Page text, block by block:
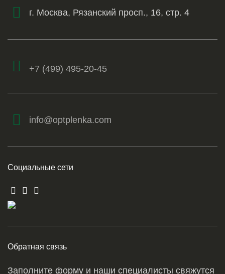
г. Москва, Рязанский просп., 16, стр. 4
+7 (499) 495-20-45
info@optplenka.com
Социальные сети
Обратная связь
Заполните форму и наши специалисты свяжутся